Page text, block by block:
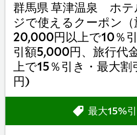
最大15%
群馬県 草津温泉 ホテ
ジで使えるクーポン（
20,000円以上で10％
引額5,000円、旅行代
上で15％引き・最大
円)